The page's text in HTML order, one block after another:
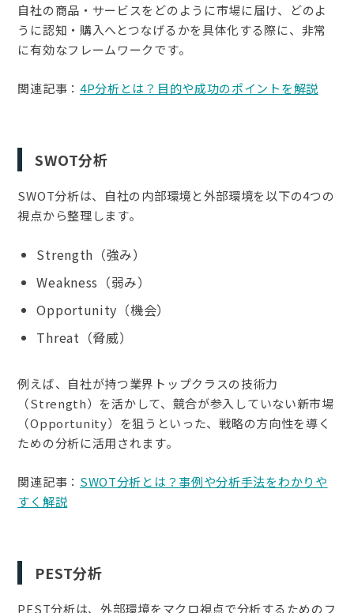
自社の商品・サービスをどのように市場に届け、どのよ
うに認知・購入へとつなげるかを具体化する際に、非常
に有効なフレームワークです。
関連記事： 4P分析とは？目的や成功のポイントを解説
SWOT分析
SWOT分析は、自社の内部環境と外部環境を以下の4つの
視点から整理します。
Strength（強み）
Weakness（弱み）
Opportunity（機会）
Threat（脅威）
例えば、自社が持つ業界トップクラスの技術力
（Strength）を活かして、競合が参入していない新市場
（Opportunity）を狙うといった、戦略の方向性を導く
ための分析に活用されます。
関連記事： SWOT分析とは？事例や分析手法をわかりや
すく解説
PEST分析
PEST分析は、外部環境をマクロ視点で分析するためのフ